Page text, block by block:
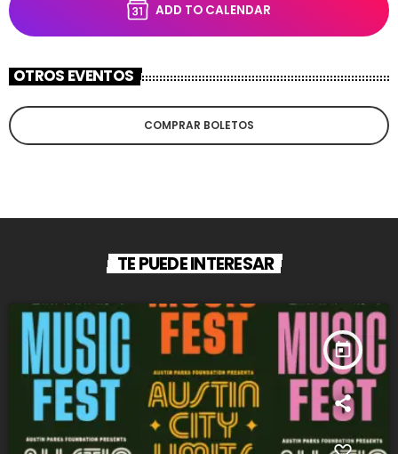
ADD TO CALENDAR
OTROS EVENTOS
COMPRAR BOLETOS
TE PUEDE INTERESAR
today